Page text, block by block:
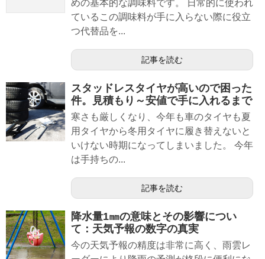
めの基本的な調味料です。 日常的に使われ
ているこの調味料が手に入らない際に役立
つ代替品を...
記事を読む
スタッドレスタイヤが高いので困った
件。見積もり～安値で手に入れるまで
寒さも厳しくなり、今年も車のタイヤも夏
用タイヤから冬用タイヤに履き替えないと
いけない時期になってしまいました。 今年
は手持ちの...
記事を読む
降水量1㎜の意味とその影響につい
て：天気予報の数字の真実
今の天気予報の精度は非常に高く、雨雲レ